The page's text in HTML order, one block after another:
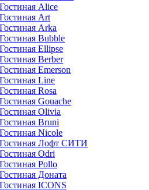
Гостиная Alice
Гостиная Art
Гостиная Arka
Гостиная Bubble
Гостиная Ellipse
Гостиная Berber
Гостиная Emerson
Гостиная Line
Гостиная Rosa
Гостиная Gouache
Гостиная Olivia
Гостиная Bruni
Гостиная Nicole
Гостиная Лофт СИТИ
Гостиная Odri
Гостиная Pollo
Гостиная Доната
Гостиная ICONS